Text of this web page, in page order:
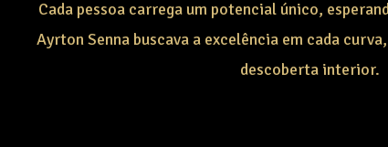
Cada pessoa carrega um potencial único,
Ayrton Senna buscava a excelência em cada
descoberta interior.